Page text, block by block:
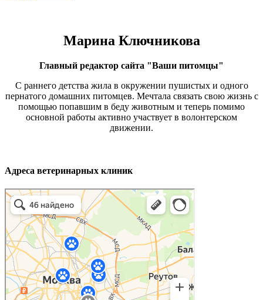
Марина Ключникова
Главный редактор сайта "Ваши питомцы"
С раннего детства жила в окружении пушистых и одного
пернатого домашних питомцев. Мечтала связать свою жизнь с
помощью попавшим в беду животным и теперь помимо
основной работы активно участвует в волонтерском
движении.
Адреса ветеринарных клиник